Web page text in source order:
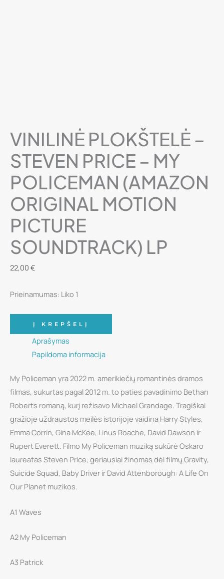
VINILINĖ PLOKŠTELĖ –
STEVEN PRICE – MY
POLICEMAN (AMAZON
ORIGINAL MOTION
PICTURE
SOUNDTRACK) LP
22,00 €
Prieinamumas: Liko 1
produkto
kiekis:
Vinilinė
plokštelė
-
Steven
Price
My
Policeman
(Amazon
Original
Motion
Soundtrack)
Į KREPŠELĮ
Aprašymas
Papildoma informacija
My Policeman yra 2022 m. amerikiečių romantinės dramos
filmas, sukurtas pagal 2012 m. to paties pavadinimo Bethan
Roberts romaną, kurį režisavo Michael Grandage. Tragiškai
gražioje uždraustos meilės istorijoje vaidina Harry Styles,
Emma Corrin, Gina McKee, Linus Roache, David Dawson ir
Rupert Everett. Filmo My Policeman muziką sukūrė Oskaro
laureatas Steven Price, geriausiai žinomas dėl filmų Gravity,
Suicide Squad, Baby Driver ir David Attenborough: A Life On
Our Planet muzikos.
A1 Waves
A2 My Policeman
A3 Patrick